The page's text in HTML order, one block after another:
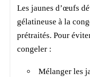
Les jaunes d’œufs
gélatineuse à la
prétraités. Pour
congeler :
Mélanger les